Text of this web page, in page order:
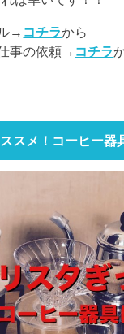
→ コチラから
事の依頼→ コチラ
スメ！コーヒー器